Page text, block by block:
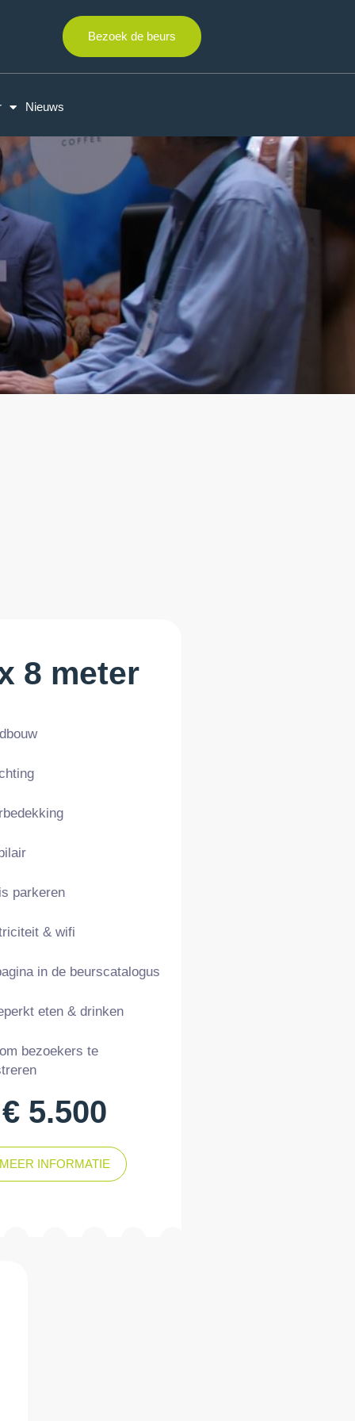
Bezoek de beurs
Nieuws
8 meter
parkeren
& wifi
in de beurscatalogus
eten & drinken
bezoekers te
€ 5.500
INFORMATIE